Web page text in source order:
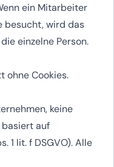
ein Mitarbeiter
besucht, wird das
einzelne Person.
ohne Cookies.
keine
basiert auf
1 lit. f DSGVO). Alle